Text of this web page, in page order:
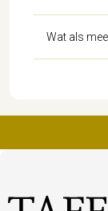
Wat als